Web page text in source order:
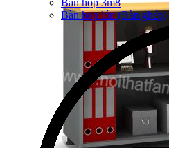
Bàn họp 3m8
Bàn họp lớn (Bàn ghép)